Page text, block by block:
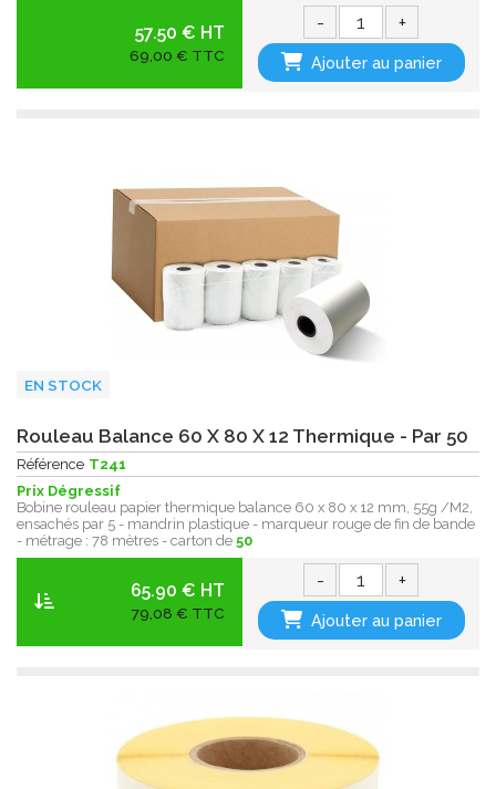
57.50 € HT
69,00 € TTC
- +
Ajouter au panier
EN STOCK
Rouleau Balance 60 X 80 X 12 Thermique - Par 50
Référence T241
Prix Dégressif
Bobine rouleau papier thermique balance 60 x 80 x 12 mm, 55g /M2,
ensachés par 5 - mandrin plastique - marqueur rouge de fin de bande
- métrage : 78 mètres - carton de 50
65.90 € HT
79,08 € TTC
- +
Ajouter au panier